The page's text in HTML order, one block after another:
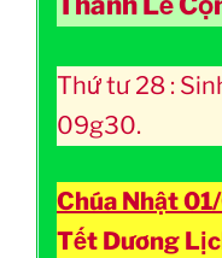
Thứ tư 28 :
09g30.
Chúa Nhật
Tết Dương